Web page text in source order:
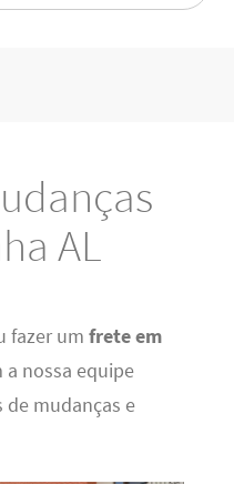
AL
fazer um frete em
a nossa equipe
de mudanças e